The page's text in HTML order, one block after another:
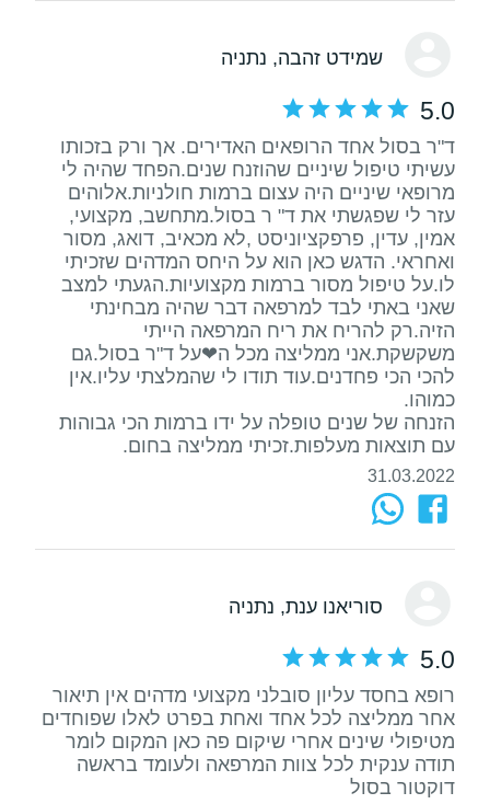
שמידט זהבה, נתניה
5.0
ד"ר בסול אחד הרופאים האדירים. אך ורק בזכותו
עשיתי טיפול שיניים שהוזנח שנים.הפחד שהיה לי
מרופאי שיניים היה עצום ברמות חולניות.אלוהים
עזר לי שפגשתי את ד" ר בסול.מתחשב, מקצועי,
אמין, עדין, פרפקציוניסט ,לא מכאיב, דואג, מסור
ואחראי. הדגש כאן הוא על היחס המדהים שזכיתי
לו.על טיפול מסור ברמות מקצועיות.הגעתי למצב
שאני באתי לבד למרפאה דבר שהיה מבחינתי
הזיה.רק להריח את ריח המרפאה הייתי
משקשקת.אני ממליצה מכל ה❤על ד"ר בסול.גם
להכי הכי פחדנים.עוד תודו לי שהמלצתי עליו.אין
הזנחה של שנים טופלה על ידו ברמות הכי גבוהות
עם תוצאות מעלפות.זכיתי ממליצה בחום.
31.03.2022
סוריאנו ענת, נתניה
5.0
רופא בחסד עליון סובלני מקצועי מדהים אין תיאור
אחר ממליצה לכל אחד ואחת בפרט לאלו שפוחדים
מטיפולי שינים אחרי שיקום פה כאן המקום לומר
תודה ענקית לכל צוות המרפאה ולעומד בראשה
דוקטור בסול